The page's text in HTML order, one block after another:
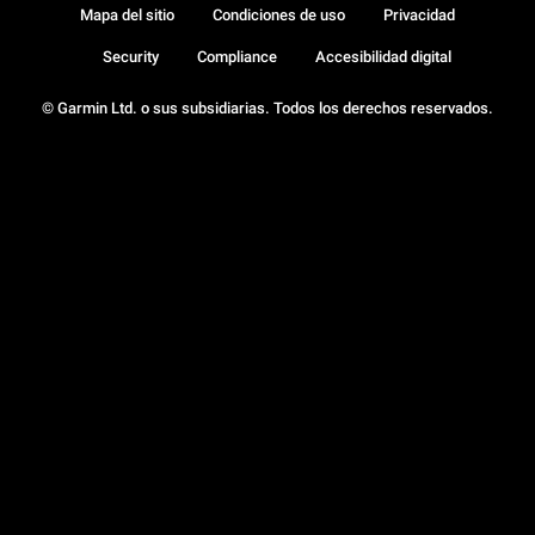
© Garmin Ltd. o sus subsidiarias. Todos los derechos reservados.
Mapa del sitio Condiciones de uso Privacidad
Security Compliance Accesibilidad digital